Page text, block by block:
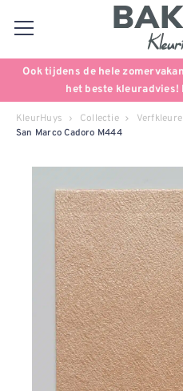
Ook tijdens de hele
het beste kleuradvies!
KleurHuys Collectie
San Marco Cadoro M444